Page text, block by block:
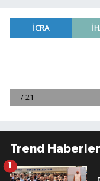
Trend Haberler
1